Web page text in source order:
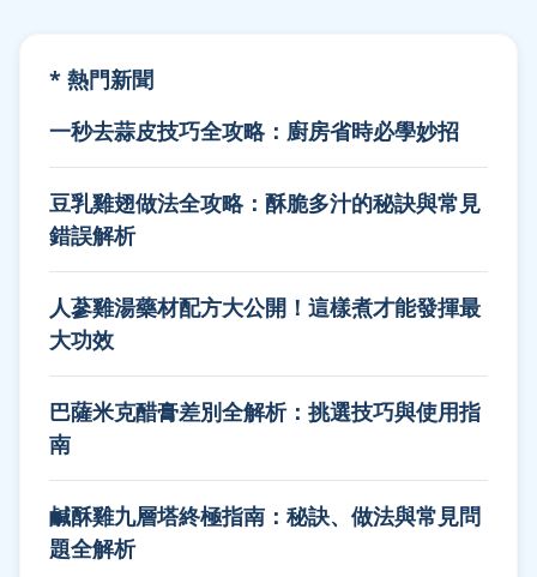
* 熱門新聞
一秒去蒜皮技巧全攻略：廚房省時必學妙招
豆乳雞翅做法全攻略：酥脆多汁的秘訣與常見
錯誤解析
人蔘雞湯藥材配方大公開！這樣煮才能發揮最
大功效
巴薩米克醋膏差別全解析：挑選技巧與使用指
南
鹹酥雞九層塔終極指南：秘訣、做法與常見問
題全解析